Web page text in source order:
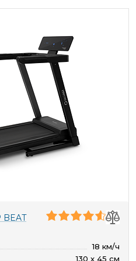
BEAT
18 км/ч
130 х 45 см